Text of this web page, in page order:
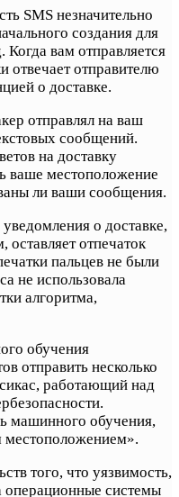
SMS незначительно
создания для
Когда вам отправляется
отвечает отправителю
о доставке.
отправлял на ваш
сообщений.
на доставку
ваше местоположение
ли ваши сообщения.
о доставке,
отпечаток
пальцев не были
не использовала
алгоритма,
обучения
отправить несколько
работающий над
машинного обучения,
местоположением».
того, что уязвимость,
операционные системы